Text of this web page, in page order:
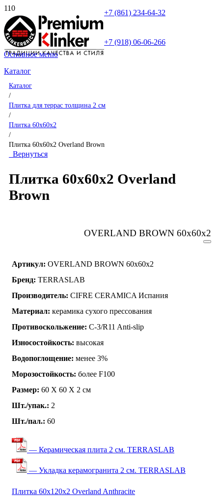
+7 (861) 234-64-32
+7 (918) 06-06-266
Основное меню
Каталог
Каталог
/
Плитка для террас толщина 2 см
/
Плитка 60x60x2
/
Плитка 60x60x2 Overland Brown
Вернуться
Плитка 60x60x2 Overland
Brown
OVERLAND BROWN 60x60x2
Артикул: OVERLAND BROWN 60x60x2
Бренд: TERRASLAB
Производитель: CIFRE CERAMICA Испания
Материал: керамика сухого прессования
Противоскольжение: C-3/R11 Anti-slip
Износостойкость: высокая
Водопоглощение: менее 3%
Морозостойкость: более F100
Размер: 60 Х 60 Х 2 см
Шт./упак.: 2
Шт./пал.: 60
— Керамическая плита 2 см. TERRASLAB
— Укладка керамогранита 2 см. TERRASLAB
Плитка 60x120x2 Overland Anthracite